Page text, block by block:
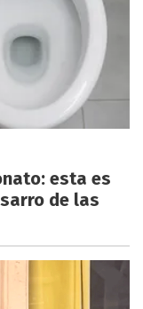
esta es
de las